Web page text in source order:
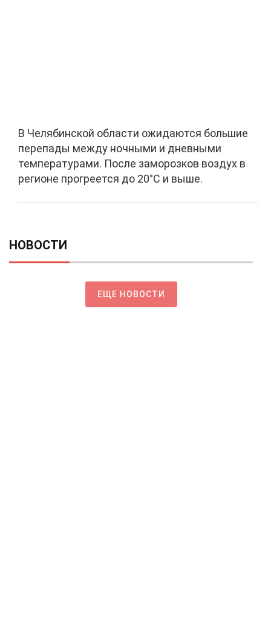
В Челябинской области ожидаются большие
перепады между ночными и дневными
температурами. После заморозков воздух в
регионе прогреется до 20°C и выше.
НОВОСТИ
ЕЩЕ НОВОСТИ